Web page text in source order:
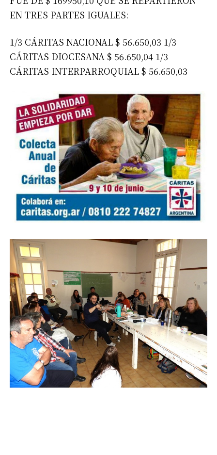
EN TRES PARTES IGUALES:
1/3 CÁRITAS NACIONAL $ 56.650,03 1/3
CÁRITAS DIOCESANA $ 56.650,04 1/3
CÁRITAS INTERPARROQUIAL $ 56.650,03